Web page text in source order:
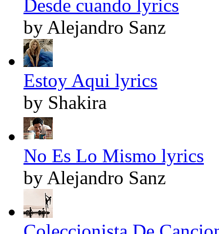
Desde cuando lyrics
by Alejandro Sanz
Estoy Aqui lyrics
by Shakira
No Es Lo Mismo lyrics
by Alejandro Sanz